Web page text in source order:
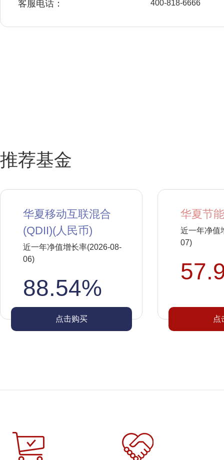
客服电话： 400-818-6666
推荐基金
华夏移动互联混合
(QDII)(人民币)
近一年净值增长率(2026-08-
06)
88.54%
点击购买
华夏节
近一年净值
07)
点